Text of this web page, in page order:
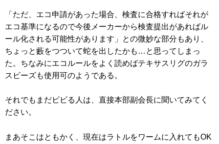
「ただ、エコ申請があった場合、検査に合格すればそれが
エコ基準になるので今後メーカーから検査提出があればル
ール化される可能性があります」との微妙な部分もあり、
ちょっと藪をつついて蛇を出したかも…と思ってしまっ
た。ちなみにエコルールをよく読めばテキサスリグのガラ
スビーズも使用可のようである。
それでもまだビビる人は、直接本部副会長に聞いてみてく
ださい。
まあそこはともかく、現在はラトルをワームに入れてもOK